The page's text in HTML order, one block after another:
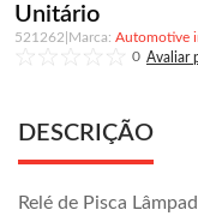
Unitário
521262
Automotive
0
DESCRIÇÃO
Relé de Pisca